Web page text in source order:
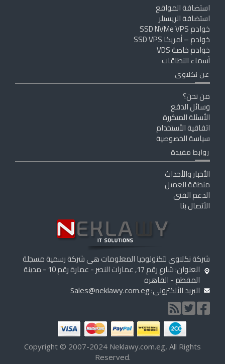
استضافة المواقع
استضافة الريسيلر
خوادم SSD NVMe VPS
خوادم – أمريكا SSD VPS
خوادم خاصة VDS
أسماء النطاقات
عن نكلاوى
من نحن؟
وسائل الدفع
الأسئلة المتكررة
اتفاقية الأستخدام
سياسة الخصوصية
روابط مفيدة
الأخبار والأحداث
منطقة العميل
الدعم الفنى
الأتصال بنا
شركة نكلاوى لتكنولوجيا المعلومات هى شركة رسمية مسجلة
العنوان: شارع رقم 17, عمارات النصر - عمارة رقم 10 - مدينة
المقطم - القاهره
البريد الألكترونى: Sales@neklawy.com.eg
Copyright © 2007-2024 Neklawy.com.eg, All Rights
Reserved.